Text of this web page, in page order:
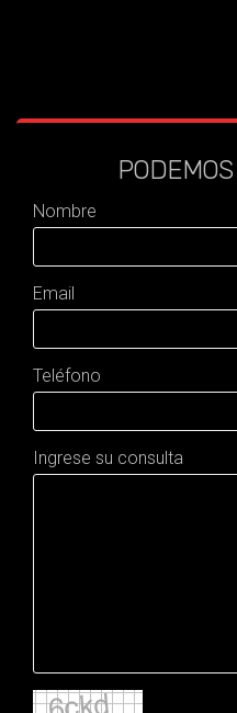
PODEMOS
Nombre
Email
Teléfono
Ingrese su consulta